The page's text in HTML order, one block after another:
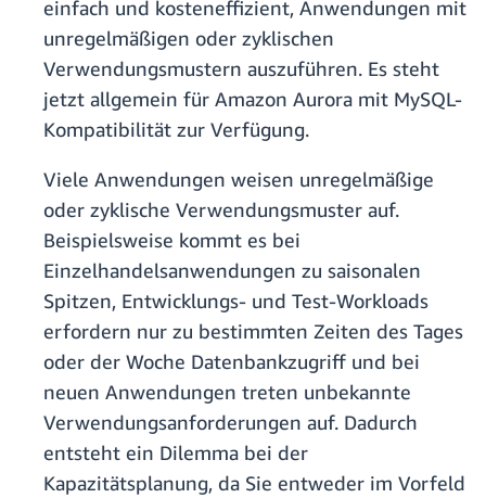
einfach und kosteneffizient, Anwendungen mit
unregelmäßigen oder zyklischen
Verwendungsmustern auszuführen. Es steht
jetzt allgemein für Amazon Aurora mit MySQL-
Kompatibilität zur Verfügung.
Viele Anwendungen weisen unregelmäßige
oder zyklische Verwendungsmuster auf.
Beispielsweise kommt es bei
Einzelhandelsanwendungen zu saisonalen
Spitzen, Entwicklungs- und Test-Workloads
erfordern nur zu bestimmten Zeiten des Tages
oder der Woche Datenbankzugriff und bei
neuen Anwendungen treten unbekannte
Verwendungsanforderungen auf. Dadurch
entsteht ein Dilemma bei der
Kapazitätsplanung, da Sie entweder im Vorfeld